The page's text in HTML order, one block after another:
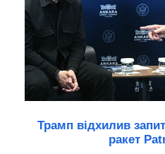
Трамп відхилив
ракет